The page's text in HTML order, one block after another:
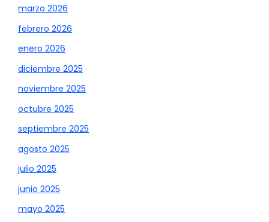
marzo 2026
febrero 2026
enero 2026
diciembre 2025
noviembre 2025
octubre 2025
septiembre 2025
agosto 2025
julio 2025
junio 2025
mayo 2025